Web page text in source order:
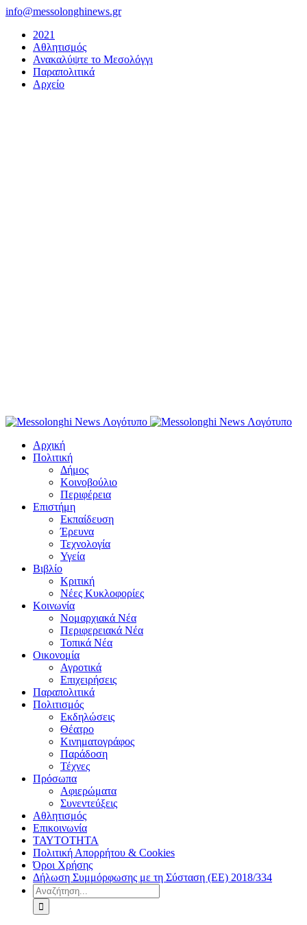
Μετάβαση
περιεχόμενο
info@messolonghinews.gr
2021
Αθλητισμός
Ανακαλύψτε το Μεσολόγγι
Παραπολιτικά
Αρχείο
Αρχική
Πολιτική
Δήμος
Κοινοβούλιο
Περιφέρεια
Επιστήμη
Εκπαίδευση
Έρευνα
Τεχνολογία
Υγεία
Βιβλίο
Κριτική
Νέες Κυκλοφορίες
Κοινωνία
Νομαρχιακά Νέα
Περιφερειακά Νέα
Τοπικά Νέα
Οικονομία
Αγροτικά
Επιχειρήσεις
Παραπολιτικά
Πολιτισμός
Εκδηλώσεις
Θέατρο
Κινηματογράφος
Παράδοση
Τέχνες
Πρόσωπα
Αφιερώματα
Συνεντεύξεις
Αθλητισμός
Επικοινωνία
ΤΑΥΤΟΤΗΤΑ
Πολιτική Απορρήτου & Cookies
Όροι Χρήσης
Δήλωση Συμμόρφωσης με τη Σύσταση (ΕΕ) 2018/334
Αναζήτηση
για: